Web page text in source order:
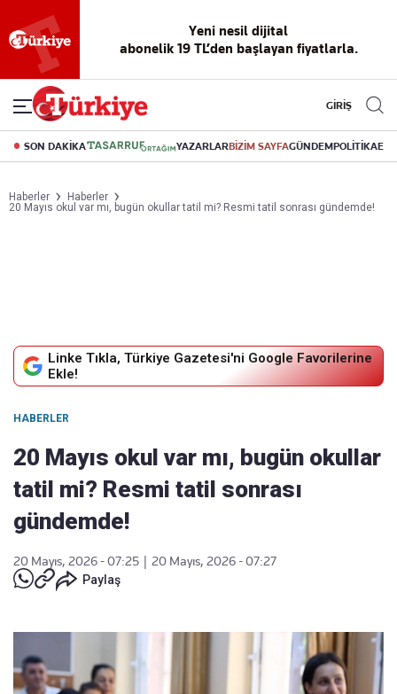
Yeni nesil dijital
abonelik 19 TL’den başlayan fiyatlarla.
GİRİŞ
SON DAKİKA YAZARLARBİZİM SAYFAGÜNDEMPOLİTİKA
Haberler
Haberler
20 Mayıs okul var mı, bugün okullar tatil mi? Resmi tatil sonrası gündemde!
Linke Tıkla, Türkiye Gazetesi'ni Google Favorilerine
Ekle!
HABERLER
20 Mayıs okul var mı, bugün okullar
tatil mi? Resmi tatil sonrası
gündemde!
20 Mayıs, 2026 - 07:25
20 Mayıs, 2026 - 07:27
Paylaş